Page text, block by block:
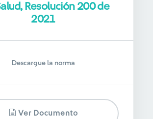
Resolución 200 de
2021
Descargue la norma
Ver Documento